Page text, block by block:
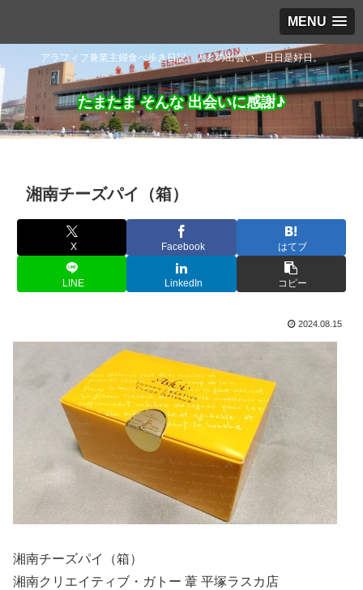
MENU
アラフィフ兼業主婦食べ歩き日記。人との出会い、日日是好日。
たまたま そんな 出会いに感謝♪
湘南チーズパイ（箱）
X Facebook はてブ
LINE LinkedIn コピー
2024.08.15
湘南チーズパイ（箱）
湘南クリエイティブ・ガトー 葦 平塚ラスカ店